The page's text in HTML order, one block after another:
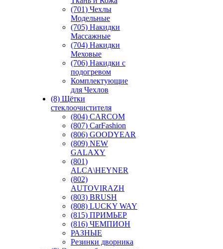
(701) Чехлы
Модельные
(705) Накидки
Массажные
(704) Накидки
Меховые
(706) Накидки с
подогревом
Комплектующие
для Чехлов
(8) Щётки
стеклоочистителя
(804) CARCOM
(807) CarFashion
(806) GOODYEAR
(809) NEW
GALAXY
(801)
ALCA\HEYNER
(802)
AUTOVIRAZH
(803) BRUSH
(808) LUCKY WAY
(815) ПРИМЬЕР
(816) ЧЕМПИОН
РАЗНЫЕ
Резинки дворника